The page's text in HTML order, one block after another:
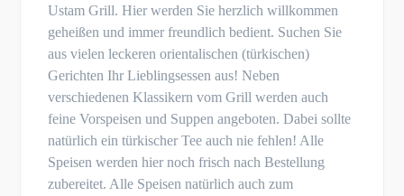
Ustam Grill. Hier werden Sie herzlich willkommen
geheißen und immer freundlich bedient. Suchen Sie
aus vielen leckeren orientalischen (türkischen)
Gerichten Ihr Lieblingsessen aus! Neben
verschiedenen Klassikern vom Grill werden auch
feine Vorspeisen und Suppen angeboten. Dabei sollte
natürlich ein türkischer Tee auch nie fehlen! Alle
Speisen werden hier noch frisch nach Bestellung
zubereitet. Alle Speisen natürlich auch zum